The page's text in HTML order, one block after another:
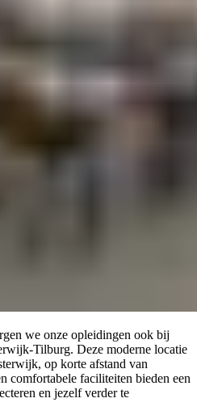
we onze opleidingen ook bij
Tilburg. Deze moderne locatie
op korte afstand van
comfortabele faciliteiten bieden een
en jezelf verder te